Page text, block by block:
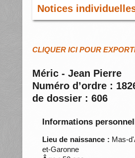
Notices
CLIQUER ICI POUR
Méric - Jean Pierre
Numéro d’ordre :
de dossier : 606
Informations
Lieu de naissance : Mas-
et-Garonne